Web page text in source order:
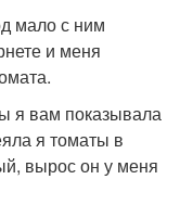
мало с ним
и меня
я вам показывала
я томаты в
вырос он у меня